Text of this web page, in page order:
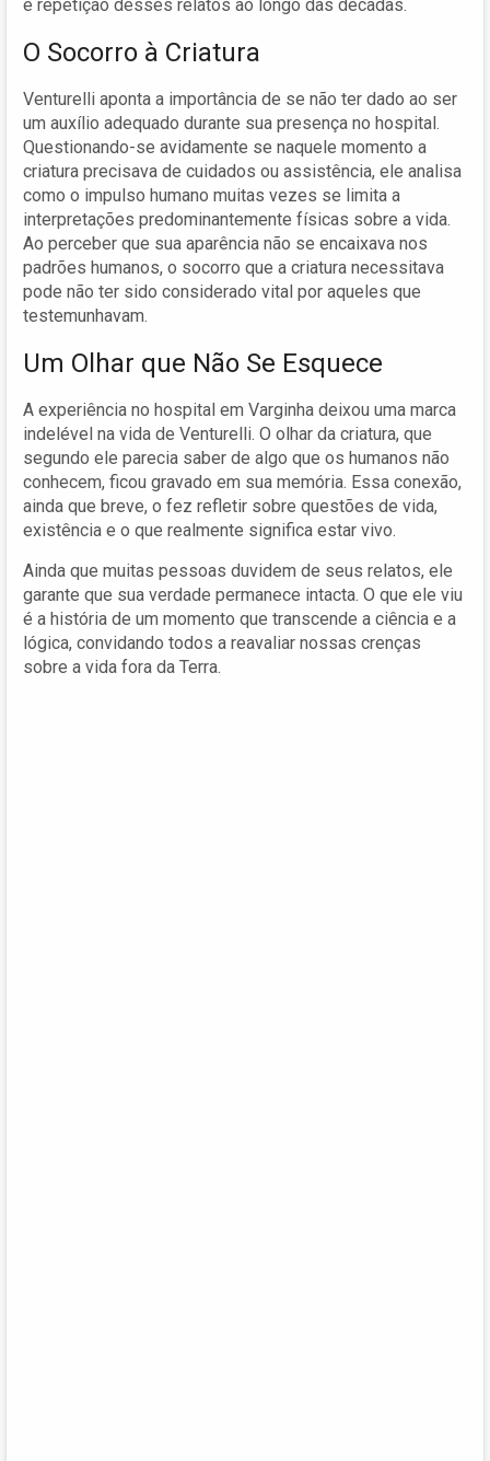
e repetição desses relatos ao longo das décadas.
O Socorro à Criatura
Venturelli aponta a importância de se não ter dado ao ser
um auxílio adequado durante sua presença no hospital.
Questionando-se avidamente se naquele momento a
criatura precisava de cuidados ou assistência, ele analisa
como o impulso humano muitas vezes se limita a
interpretações predominantemente físicas sobre a vida.
Ao perceber que sua aparência não se encaixava nos
padrões humanos, o socorro que a criatura necessitava
pode não ter sido considerado vital por aqueles que
testemunhavam.
Um Olhar que Não Se Esquece
A experiência no hospital em Varginha deixou uma marca
indelével na vida de Venturelli. O olhar da criatura, que
segundo ele parecia saber de algo que os humanos não
conhecem, ficou gravado em sua memória. Essa conexão,
ainda que breve, o fez refletir sobre questões de vida,
existência e o que realmente significa estar vivo.
Ainda que muitas pessoas duvidem de seus relatos, ele
garante que sua verdade permanece intacta. O que ele viu
é a história de um momento que transcende a ciência e a
lógica, convidando todos a reavaliar nossas crenças
sobre a vida fora da Terra.